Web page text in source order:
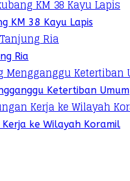
KM 38 Kayu Lapis
Ria
Ketertiban Umum
ke Wilayah Koramil